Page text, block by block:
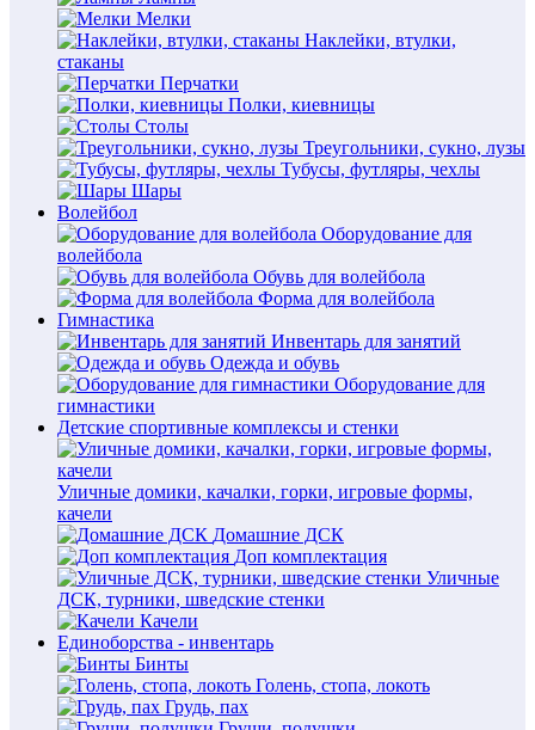
Мелки
Наклейки, втулки,
стаканы
Перчатки
Полки, киевницы
Столы
Треугольники, сукно, лузы
Тубусы, футляры, чехлы
Шары
Волейбол
Оборудование для
волейбола
Обувь для волейбола
Форма для волейбола
Гимнастика
Инвентарь для занятий
Одежда и обувь
Оборудование для
гимнастики
Детские спортивные комплексы и стенки
Уличные домики, качалки, горки, игровые формы,
качели
Домашние ДСК
Доп комплектация
Уличные
ДСК, турники, шведские стенки
Качели
Единоборства - инвентарь
Бинты
Голень, стопа, локоть
Грудь, пах